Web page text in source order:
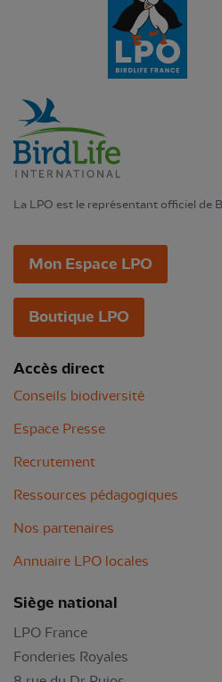
La LPO est le représentant officiel de
Mon Espace LPO
Boutique LPO
Accès direct
Conseils biodiversité
Espace Presse
Recrutement
Ressources pédagogiques
Nos partenaires
Annuaire LPO locales
Siège national
LPO France
Fonderies Royales